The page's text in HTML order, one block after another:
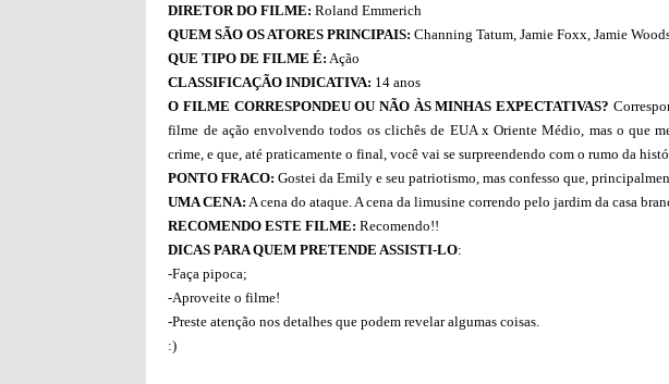
DIRETOR DO FILME: Roland Emmerich
QUEM SÃO OS ATORES PRINCIPAIS: Channing Tatum, Jamie Foxx, Jamie
QUE TIPO DE FILME É: Ação
CLASSIFICAÇÃO INDICATIVA: 14 anos
O FILME CORRESPONDEU OU NÃO ÀS MINHAS EXPECTATIVAS?
filme de ação envolvendo todos os clichês de EUA x Oriente Médio, mas o que
crime, e que, até praticamente o final, você vai se surpreendendo com o rumo da
PONTO FRACO: Gostei da Emily e seu patriotismo, mas confesso que,
UMA CENA: A cena do ataque. A cena da limusine correndo pelo jardim da casa
RECOMENDO ESTE FILME: Recomendo!!
DICAS PARA QUEM PRETENDE ASSISTI-LO:
-Faça pipoca;
-Aproveite o filme!
-Preste atenção nos detalhes que podem revelar algumas coisas.
:)